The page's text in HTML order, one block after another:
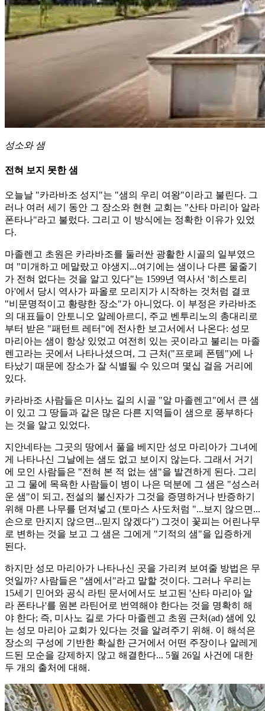
성소와 샘
전혀 보지 못한 샘
오늘날 "카라바조 성지"는 "샘의 우리 여왕"이라고 불린다. 그
러나 여러 세기 동안 그 장소와 현현 교회는 "산타 마리아 알라
폰타나"라고 불렀다. 그리고 이 방식에는 정확한 이유가 있었
다.
마졸렌고 초원은 카라바조를 둘러싼 광활한 시골의 일부였으
며 "미개하고 메말랐고 야생지...여기에는 샘이나 다른 물줄기
가 전혀 없다는 것을 알고 있다"는 1599년 역사서 '히스토리
아'에서 당시 역사가 파올로 모리지가 시작하는 것처럼 결코
"비문명적이고 황량한 장소"가 아니었다. 이 부정은 카라바조
의 대표들이 안토니오 알레아르디, 주교 벤투리노의 총대리로
부터 받은 "패턴트 레터"에 전사한 보고서에서 나온다: 성모
마리아는 샘이 항상 있었고 여전히 있는 곳이라고 불리는 마졸
렌고라는 곳에서 나타나셨으며, 그 근처("프로페 폰템")에 나
타났기 때문에 장소가 잘 식별될 수 있으며 몇십 걸음 거리에
있다.
카라바조 사람들은 미사노 길의 시골 "알 마졸렌고"에서 큰 샘
이 있고 그 땅들과 같은 많은 다른 지역들이 샘으로 풍부하다
는 것을 알고 있었다.
지안네타는 그곳의 땅에서 풀을 베지만 성모 마리아가 그녀에
게 나타나신 그날에는 샘도 없고 보이지 않는다. 그래서 거기
에 모인 사람들은 "전혀 본 적 없는 샘"을 발견하게 된다. 그리
고 그 물에 목욕한 사람들이 병이 나은 덕분에 그 샘은 "성스러
운 샘"이 되고, 전설의 불신자가 그것을 증명하거나 반증하기
위해 마른 나무를 던져넣고 (토마스 사도처럼 "...보지 않으면...
손으로 만지지 않으면...믿지 않겠다") 그것이 꽃피는 어린나무
로 변하는 것을 보고 그 샘은 그에게 "기적의 샘"을 입증하게
된다.
하지만 성모 마리아가 나타나신 곳을 가리켜 보여줄 방법은 무
엇일까? 사람들은 "샘에서"라고 말할 것이다. 그러나 우리는
15세기 민어와 공식 라틴 문서에서도 보고된 '산타 마리아 알
라 폰타나'를 원본 라틴어로 번역해야 한다는 것을 명확히 해
야 한다; 즉, 미사노 길로 가다 마졸렌고 초원 근처(ad) 샘에 있
는 성모 마리아 교회가 있다는 것을 알려주기 위해. 이 해석은
장소의 구성에 기반한 확실한 근거에서 어떤 주장이나 알레게
드된 모순을 강제하지 않고 해결한다... 5월 26일 사건에 대한
두 개의 출처에 대해.